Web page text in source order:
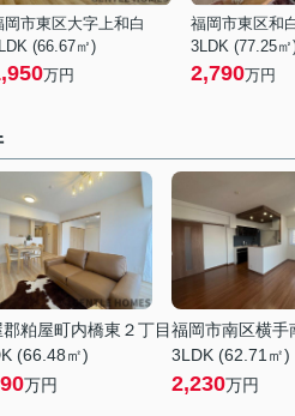
岡市東区大字上和白
(66.67㎡)
万円
福岡市東区和
3LDK (77.25㎡
2,790万円
粕屋町内橋東２丁目
(66.48㎡)
万円
福岡市南区横手
3LDK (62.71㎡)
2,230万円